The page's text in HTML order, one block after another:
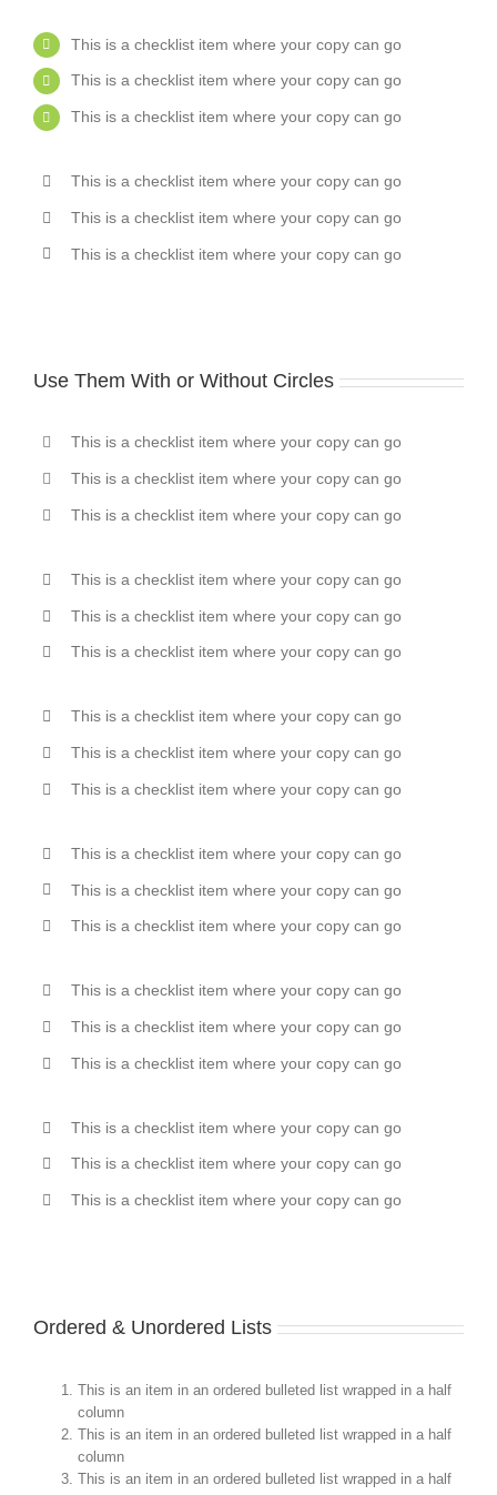
This is a checklist item where your copy can go
This is a checklist item where your copy can go
This is a checklist item where your copy can go
This is a checklist item where your copy can go
This is a checklist item where your copy can go
This is a checklist item where your copy can go
Use Them With or Without Circles
This is a checklist item where your copy can go
This is a checklist item where your copy can go
This is a checklist item where your copy can go
This is a checklist item where your copy can go
This is a checklist item where your copy can go
This is a checklist item where your copy can go
This is a checklist item where your copy can go
This is a checklist item where your copy can go
This is a checklist item where your copy can go
This is a checklist item where your copy can go
This is a checklist item where your copy can go
This is a checklist item where your copy can go
This is a checklist item where your copy can go
This is a checklist item where your copy can go
This is a checklist item where your copy can go
This is a checklist item where your copy can go
This is a checklist item where your copy can go
This is a checklist item where your copy can go
Ordered & Unordered Lists
This is an item in an ordered bulleted list wrapped in a half
column
This is an item in an ordered bulleted list wrapped in a half
column
This is an item in an ordered bulleted list wrapped in a half